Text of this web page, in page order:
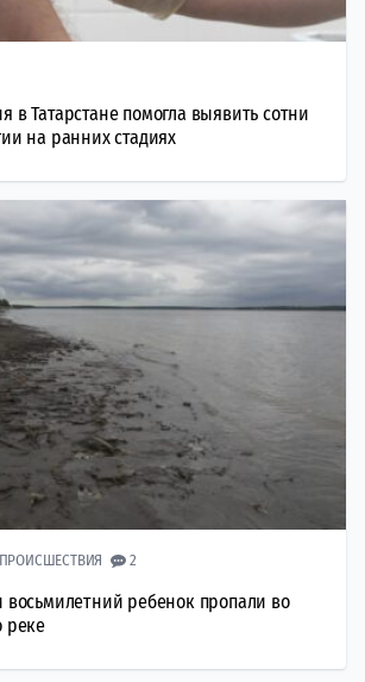
в Татарстане помогла выявить сотни
на ранних стадиях
ПРОИСШЕСТВИЯ 2
восьмилетний ребенок пропали во
реке